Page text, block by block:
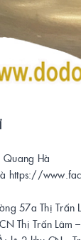
Hà
https://
57a Thị Trấn
Thị Trấn Lâm